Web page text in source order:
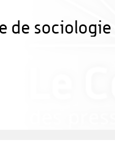
de